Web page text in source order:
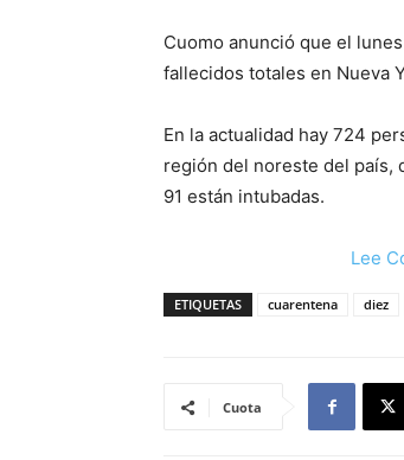
Cuomo anunció que el
fallecidos totales en Nueva
En la actualidad hay 724
región del noreste del país,
91 están intubadas.
Lee
ETIQUETAS cuarentena diez
Cuota